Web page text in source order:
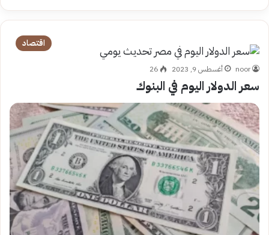
اقتصاد
noor أغسطس 9, 2023 26
سعر الدولار اليوم في البنوك